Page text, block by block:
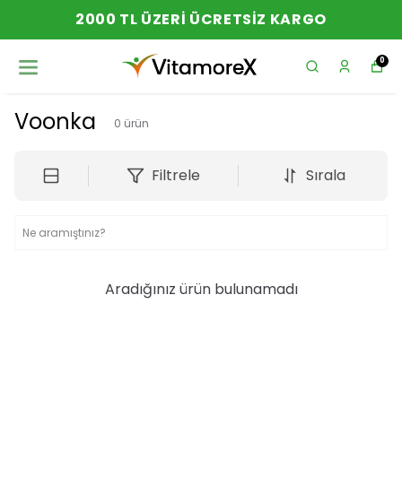
2000 TL ÜZERI ÜCRETSIZ KARGO
0
Voonka 0 ürün
Filtrele Sırala
Aradığınız ürün bulunamadı